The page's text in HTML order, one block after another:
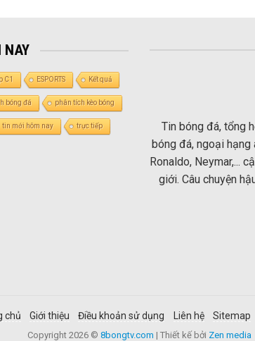
NAY
C1 ESPORTS Kết quả
bóng đá phân tích kèo bóng
tin mới hôm nay trực tiếp
Tin bóng đá, tổng
bóng đá, ngoại hạng
Ronaldo, Neymar,...
giới. Câu chuyện
chủ Giới thiệu Điều khoản sử dụng Liên hệ Sitemap
Copyright 2026 © 8bongtv.com | Thiết kế bởi Zen media